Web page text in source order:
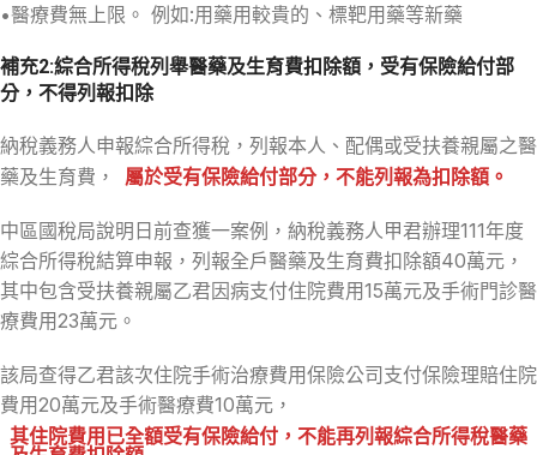
•醫療費無上限。 例如:用藥用較貴的、標靶用藥等新藥
補充2:綜合所得稅列舉醫藥及生育費扣除額，受有保險給付部
分，不得列報扣除
納稅義務人申報綜合所得稅，列報本人、配偶或受扶養親屬之醫
藥及生育費，
屬於受有保險給付部分，不能列報為扣除額。
中區國稅局說明日前查獲一案例，納稅義務人甲君辦理111年度
綜合所得稅結算申報，列報全戶醫藥及生育費扣除額40萬元，
其中包含受扶養親屬乙君因病支付住院費用15萬元及手術門診醫
療費用23萬元。
該局查得乙君該次住院手術治療費用保險公司支付保險理賠住院
費用20萬元及手術醫療費10萬元，
其住院費用已全額受有保險給付，不能再列報綜合所得稅醫藥